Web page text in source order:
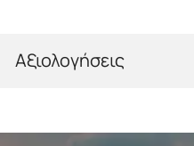
Αξιολογήσεις